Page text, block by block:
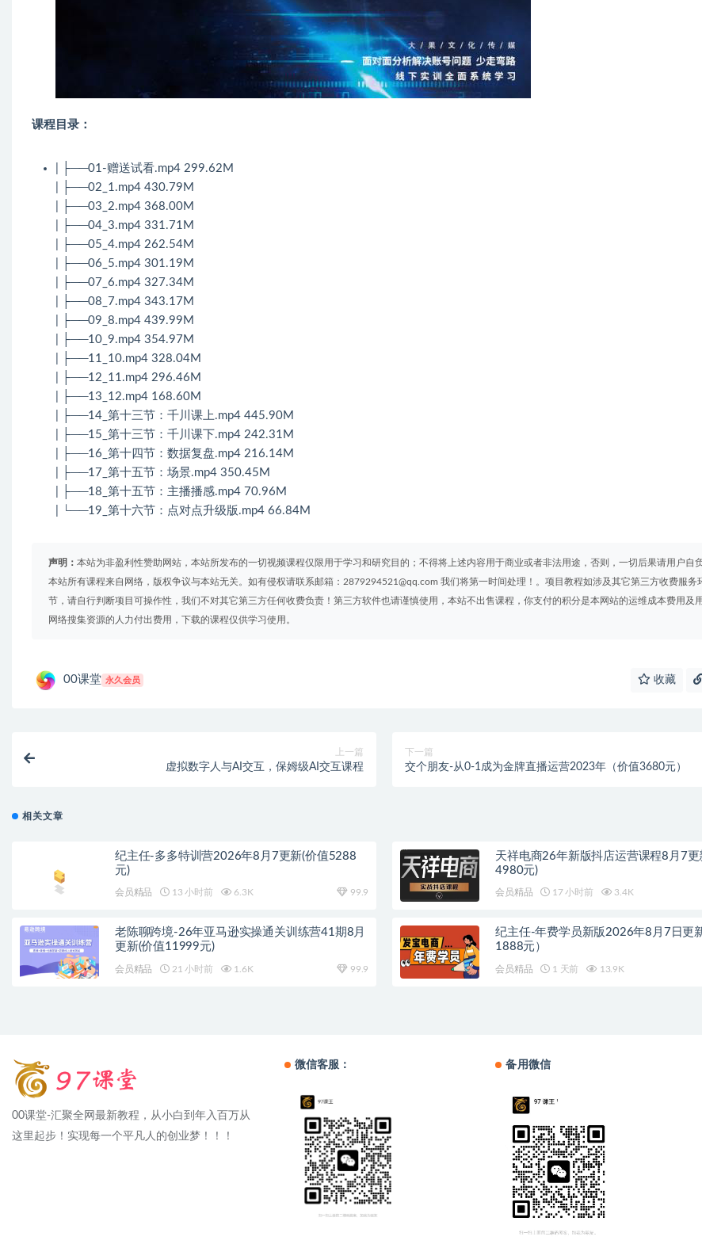
课程目录：
| ├──01-赠送试看.mp4 299.62M
| ├──02_1.mp4 430.79M
| ├──03_2.mp4 368.00M
| ├──04_3.mp4 331.71M
| ├──05_4.mp4 262.54M
| ├──06_5.mp4 301.19M
| ├──07_6.mp4 327.34M
| ├──08_7.mp4 343.17M
| ├──09_8.mp4 439.99M
| ├──10_9.mp4 354.97M
| ├──11_10.mp4 328.04M
| ├──12_11.mp4 296.46M
| ├──13_12.mp4 168.60M
| ├──14_第十三节：千川课上.mp4 445.90M
| ├──15_第十三节：千川课下.mp4 242.31M
| ├──16_第十四节：数据复盘.mp4 216.14M
| ├──17_第十五节：场景.mp4 350.45M
| ├──18_第十五节：主播播感.mp4 70.96M
| └──19_第十六节：点对点升级版.mp4 66.84M
声明： 本站为非盈利性赞助网站，本站所发布的一切视频课程仅限用于学习和研究目的；不得将上述内容用于商业或者非法用途，否则，一切后果请用户自负
本站所有课程来自网络，版权争议与本站无关。如有侵权请联系邮箱：2879294521@qq.com 我们将第一时间处理！。项目教程如涉及其它第三方收费服务
节，请自行判断项目可操作性，我们不对其它第三方任何收费负责！第三方软件也请谨慎使用，本站不出售课程，你支付的积分是本网站的运维成本费用及
网络搜集资源的人力付出费用，下载的课程仅供学习使用。
00课堂 永久会员 收藏
上一篇
虚拟数字人与AI交互，保姆级AI交互课程
下一篇
交个朋友-从0-1成为金牌直播运营2023年（价值3680元）
相关文章
纪主任-多多特训营2026年8月7更新(价值5288
元)
会员精品 13 小时前 6.3K 99.9
天祥电商26年新版抖店运营课程8月7更
4980元)
会员精品 17 小时前 3.4K
老陈聊跨境-26年亚马逊实操通关训练营41期8月
更新(价值11999元)
会员精品 21 小时前 1.6K 99.9
纪主任-年费学员新版2026年8月7日更
1888元）
会员精品 1 天前 13.9K
00课堂-汇聚全网最新教程，从小白到年入百万从
这里起步！实现每一个平凡人的创业梦！！！
微信客服： 备用微信